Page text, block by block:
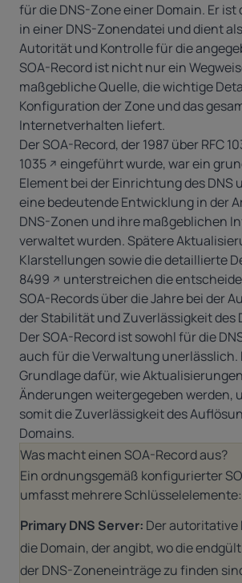
für die DNS-Zone einer Domain. Er ist
in einer DNS-Zonendatei und dient
Autorität und Kontrolle für die
SOA-Record ist nicht nur ein
maßgebliche Quelle, die wichtige
Konfiguration der Zone und das
Internetverhalten liefert.
Der SOA-Record, der 1987 überRFC
1035
eingeführt wurde, war ein
Element bei der Einrichtung des DNS
eine bedeutende Entwicklung in der
DNS-Zonen und ihre maßgeblichen
verwaltet wurden. Spätere
Klarstellungen sowie die detaillierte
8499
unterstreichen die
SOA-Records über die Jahre bei der
der Stabilität und Zuverlässigkeit des
Der SOA-Record ist sowohl für die
auch für die Verwaltung unerlässlich.
Grundlage dafür, wie
Änderungen weitergegeben werden,
somit die Zuverlässigkeit des
Domains.
Was macht einen SOA-Record aus?
Ein ordnungsgemäß konfigurierter
umfasst mehrere Schlüsselelemente:
Primary DNS Server: Der autoritative
die Domain, der angibt, wo die
der DNS-Zoneneinträge zu finden